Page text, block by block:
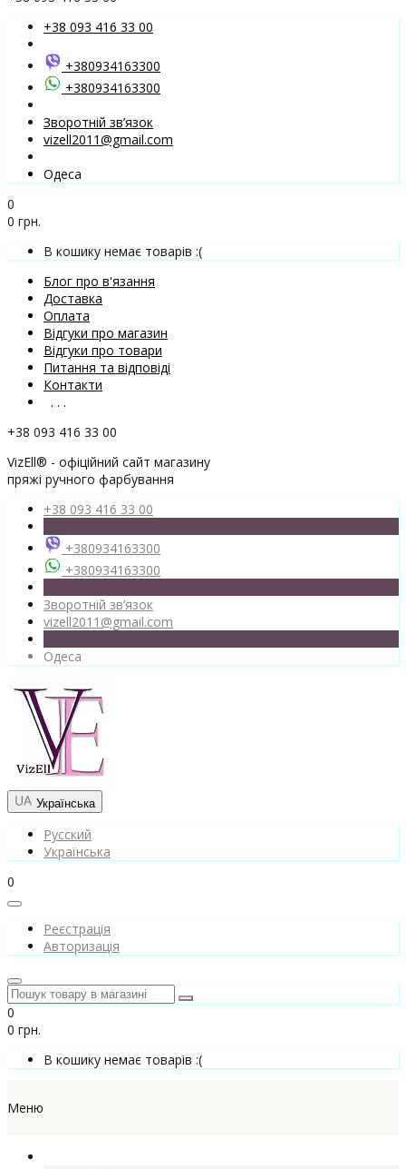
+38 093 416 33 00
+380934163300
+380934163300
Зворотній зв’язок
vizell2011@gmail.com
Одеса
0
0 грн.
В кошику немає товарів :(
Блог про в'язання
Доставка
Оплата
Відгуки про магазин
Відгуки про товари
Питання та відповіді
Контакти
. . .
+38 093 416 33 00
VizEll® - офіційний сайт магазину
пряжі ручного фарбування
+38 093 416 33 00
+380934163300
+380934163300
Зворотній зв’язок
vizell2011@gmail.com
Одеса
Українська
Русский
Українська
0
Реєстрація
Авторизація
0
0 грн.
В кошику немає товарів :(
Меню